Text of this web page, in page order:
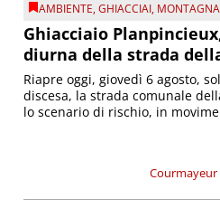
AMBIENTE,GHIACCIAI, MONTAGNA
Ghiacciaio
diurna della strada
Courmayeur
Riapre oggi, giovedì 6 agosto,
discesa, la strada comunale
lo scenario di rischio, in